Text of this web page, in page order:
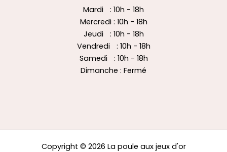
Mardi : 10h - 18h
Mercredi : 10h - 18h
Jeudi : 10h - 18h
Vendredi : 10h - 18h
Samedi : 10h - 18h
Dimanche : Fermé
Copyright © 2026 La poule aux jeux d'or